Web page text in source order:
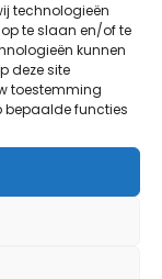
technologieën
te slaan en/of te
kunnen
deze site
toestemming
bepaalde functies